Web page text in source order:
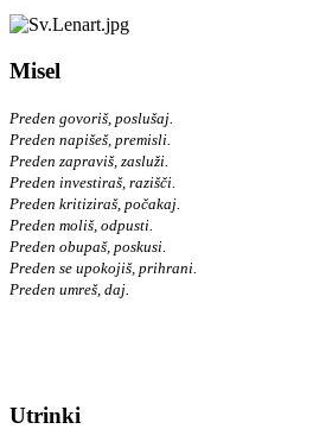
Misel
Preden govoriš, poslušaj.
Preden napišeš, premisli.
Preden zapraviš, zasluži.
Preden investiraš, razišči.
Preden kritiziraš, počakaj.
Preden moliš, odpusti.
Preden obupaš, poskusi.
Preden se upokojiš, prihrani.
Preden umreš, daj.
Utrinki